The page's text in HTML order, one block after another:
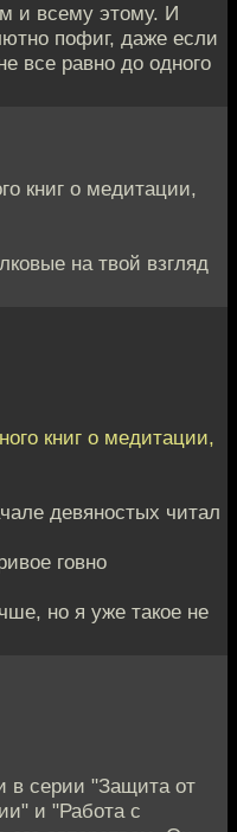
и всему этому. И
пофиг, даже если
все равно до одного
книг о медитации,
на твой взгляд
книг о медитации,
девяностых читал
говно
но я уже такое не
в серии "Защита от
и "Работа с